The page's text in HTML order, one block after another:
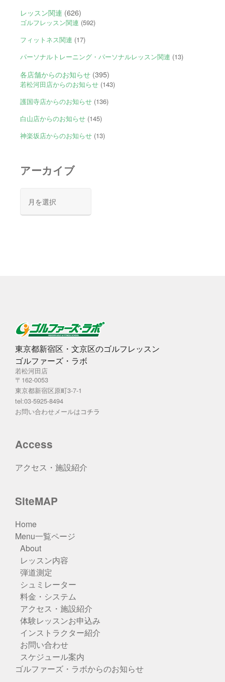
レッスン関連 (626)
ゴルフレッスン関連 (592)
フィットネス関連 (17)
パーソナルトレーニング・パーソナルレッスン関連 (13)
各店舗からのお知らせ(395)
若松河田店からのお知らせ(143)
護国寺店からのお知らせ(136)
白山店からのお知らせ(145)
神楽坂店からのお知らせ(13)
アーカイブ
カ
東京都新宿区・文京区のゴルフレッスン
ゴルファーズ・ラボ
若松河田店
〒162-0053
東京都新宿区原町3-7-1
tel:03-5925-8494
お問い合わせメールはコチラ
Access
アクセス・施設紹介
SiteMAP
Home
Menu一覧ページ
About
レッスン内容
弾道測定
シュミレーター
料金・システム
アクセス・施設紹介
体験レッスンお申込み
インストラクター紹介
お問い合わせ
スケジュール案内
ゴルファーズ・ラボからのお知らせ